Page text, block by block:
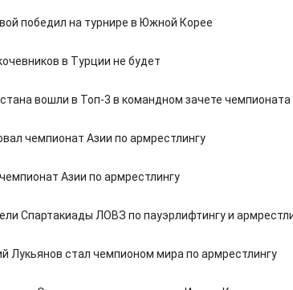
победил на турнире в Южной Корее
в Турции не будет
вошли в Топ-3 в командном зачете чемпионата
чемпионат Азии по армрестлингу
Азии по армрестлингу
Спартакиады ЛОВЗ по пауэрлифтингу и
Лукьянов стал чемпионом мира по армрестлингу